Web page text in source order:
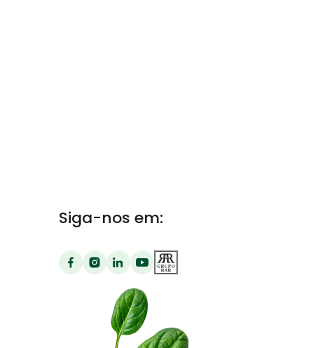
Siga-nos em: